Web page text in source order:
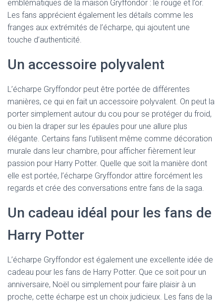
emblématiques de la maison Gryffondor : le rouge et l’or.
Les fans apprécient également les détails comme les
franges aux extrémités de l’écharpe, qui ajoutent une
touche d’authenticité.
Un accessoire polyvalent
L’écharpe Gryffondor peut être portée de différentes
manières, ce qui en fait un accessoire polyvalent. On peut la
porter simplement autour du cou pour se protéger du froid,
ou bien la draper sur les épaules pour une allure plus
élégante. Certains fans l’utilisent même comme décoration
murale dans leur chambre, pour afficher fièrement leur
passion pour Harry Potter. Quelle que soit la manière dont
elle est portée, l’écharpe Gryffondor attire forcément les
regards et crée des conversations entre fans de la saga.
Un cadeau idéal pour les fans de
Harry Potter
L’écharpe Gryffondor est également une excellente idée de
cadeau pour les fans de Harry Potter. Que ce soit pour un
anniversaire, Noël ou simplement pour faire plaisir à un
proche, cette écharpe est un choix judicieux. Les fans de la